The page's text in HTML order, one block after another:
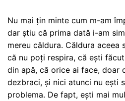
Nu mai țin minte cum m-am
dar știu că prima dată i-am
mereu căldura. Căldura aceea
că nu poți respira, că ești
din apă, că orice ai face, doar
dezbraci, și nici atunci nu ești
problema. De fapt, ești mai